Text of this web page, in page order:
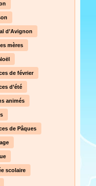
d’Avignon
mères
de février
d’été
animés
de Pâques
scolaire